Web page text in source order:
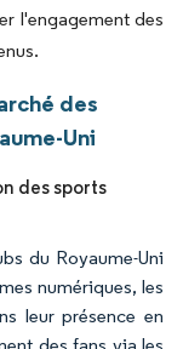
l'engagement des
des
Uni
des sports
du Royaume-Uni
numériques, les
leur présence en